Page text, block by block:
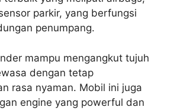
parkir, yang berfungsi
penumpang.
mampu mengangkut tujuh
dengan tetap
rasa nyaman. Mobil ini juga
engine yang powerful dan